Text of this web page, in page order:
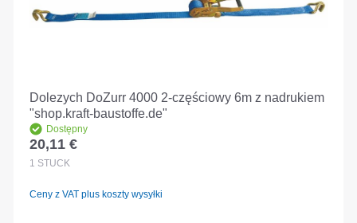
Dolezych DoZurr 4000 2-częściowy 6m z nadrukiem
"shop.kraft-baustoffe.de"
Dostępny
Cena regularna:
20,11 €
1 STÜCK
Ceny z VAT plus koszty wysyłki